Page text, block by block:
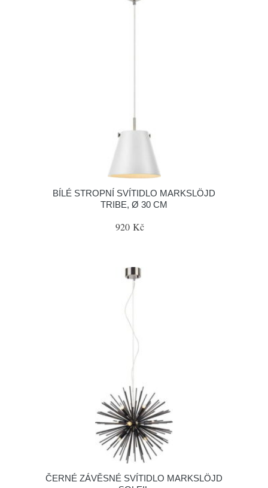
BÍLÉ STROPNÍ SVÍTIDLO MARKSLÖJD
TRIBE, Ø 30 CM
920 Kč
ČERNÉ ZÁVĚSNÉ SVÍTIDLO MARKSLÖJD